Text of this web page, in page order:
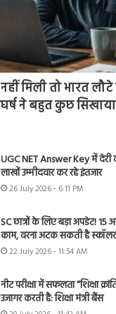
मिली तो भारत
ने बहुत कुछ सिखाया
UGC NET Answer Key में
लाखों उम्मीदवार कर रहे इंतजार
26 July 2026 - 6:11 PM
SC छात्रों के लिए बड़ा अपडेट!
काम, वरना अटक सकती है
22 July 2026 - 11:54 AM
नीट परीक्षा में सफलता “शिक्षा
उजागर करती है: शिक्षा मंत्री बैंस